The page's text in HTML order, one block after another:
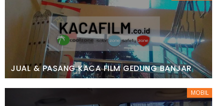
JUAL & PASANG KACA FILM GEDUNG BANJAR
MOBIL